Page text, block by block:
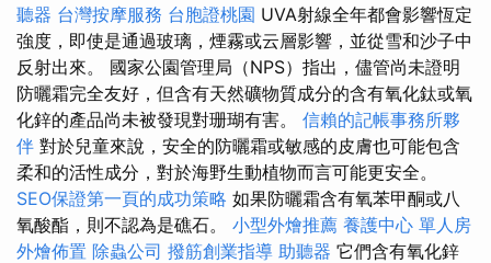
聽器 台灣按摩服務 台胞證桃園 UVA射線全年都會影響恆定
強度，即使是通過玻璃，煙霧或云層影響，並從雪和沙子中
反射出來。 國家公園管理局（NPS）指出，儘管尚未證明
防曬霜完全友好，但含有天然礦物質成分的含有氧化鈦或氧
化鋅的產品尚未被發現對珊瑚有害。 信賴的記帳事務所夥
伴 對於兒童來說，安全的防曬霜或敏感的皮膚也可能包含
柔和的活性成分，對於海野生動植物而言可能更安全。
SEO保證第一頁的成功策略 如果防曬霜含有氧苯甲酮或八
氧酸酯，則不認為是礁石。 小型外燴推薦 養護中心 單人房
外燴佈置 除蟲公司 撥筋創業指導 助聽器 它們含有氧化鋅